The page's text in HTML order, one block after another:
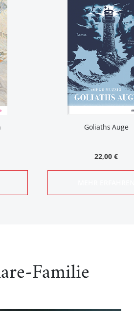
Goliaths Auge
22,00 €
Familie